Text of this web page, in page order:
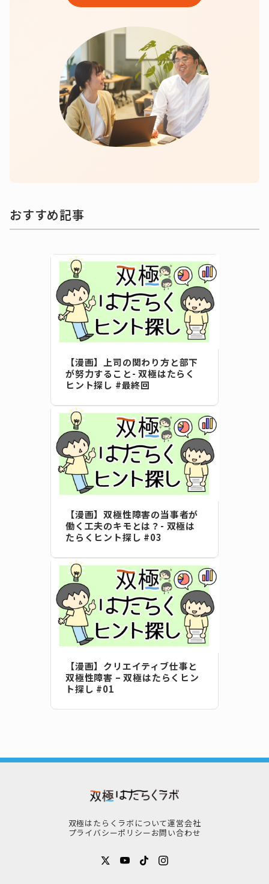
おすすめ記事
【漫画】上司の関わり方と部下
が努力すること- 双極はたらく
ヒント探し #最終回
【漫画】双極性障害の当事者が
働く工夫のキモとは？- 双極は
たらくヒント探し #03
【漫画】クリエイティブ仕事と
双極性障害 – 双極はたらくヒン
ト探し #01
双極はたらくラボについて運営会社
プライバシーポリシーお問い合わせ